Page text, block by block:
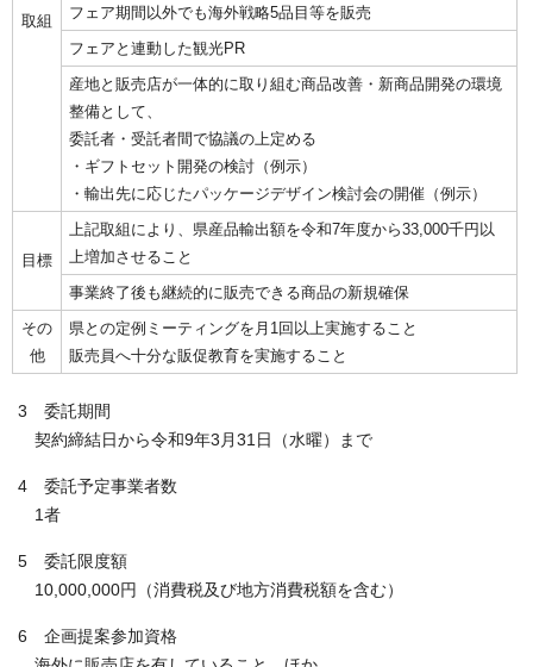
取組
フェア期間以外でも海外戦略5品目等を販売
フェアと連動した観光PR
産地と販売店が一体的に取り組む商品改善・新商品開発の環境
整備として、
委託者・受託者間で協議の上定める
・ギフトセット開発の検討（例示）
・輸出先に応じたパッケージデザイン検討会の開催（例示）
目標
上記取組により、県産品輸出額を令和7年度から33,000千円以
上増加させること
事業終了後も継続的に販売できる商品の新規確保
その
他
県との定例ミーティングを月1回以上実施すること
販売員へ十分な販促教育を実施すること
3 委託期間
契約締結日から令和9年3月31日（水曜）まで
4 委託予定事業者数
1者
5 委託限度額
10,000,000円（消費税及び地方消費税額を含む）
6 企画提案参加資格